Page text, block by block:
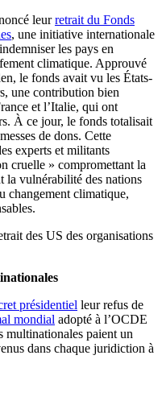
leurretrait du Fonds
, une initiative internationale
les pays en
climatique. Approuvé
le fonds avait vu les États-
une contribution bien
et l’Italie, qui ont
À ce jour, le fonds totalisait
de dons. Cette
experts et militants
cruelle » compromettant la
la vulnérabilité des nations
changement climatique,
des US des organisations
présidentiel leur refus de
mondial adopté à l’OCDE
multinationales paient un
dans chaque juridiction à